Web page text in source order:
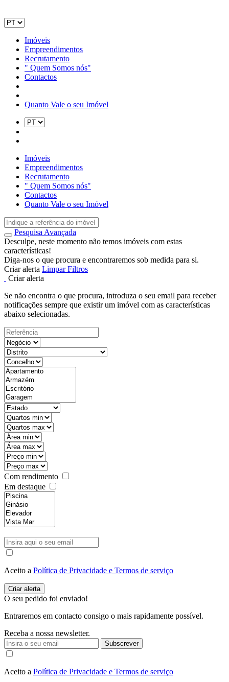
Imóveis
Empreendimentos
Recrutamento
" Quem Somos nós"
Contactos
Quanto Vale o seu Imóvel
Imóveis
Empreendimentos
Recrutamento
" Quem Somos nós"
Contactos
Quanto Vale o seu Imóvel
Pesquisa Avançada
Desculpe, neste momento não temos imóveis com estas
características!
Diga-nos o que procura e encontraremos sob medida para si.
Criar alerta Limpar Filtros
Criar alerta
Se não encontra o que procura, introduza o seu email para receber
notificações sempre que existir um imóvel com as características
abaixo selecionadas.
Com rendimento
Em destaque
Aceito a Política de Privacidade e Termos de serviço
O seu pedido foi enviado!
Entraremos em contacto consigo o mais rapidamente possível.
Receba a nossa newsletter.
Subscrever
Aceito a Política de Privacidade e Termos de serviço